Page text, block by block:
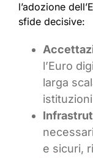
l’adozione
sfide decisive:​
l’Euro
larga
e sicuri,